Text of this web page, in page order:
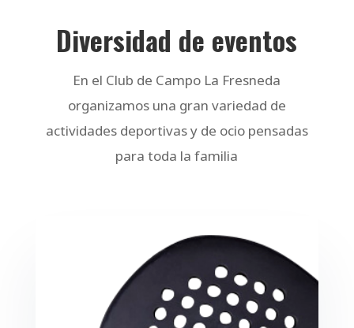
Diversidad de eventos
En el Club de Campo La Fresneda
organizamos una gran variedad de
actividades deportivas y de ocio pensadas
para toda la familia